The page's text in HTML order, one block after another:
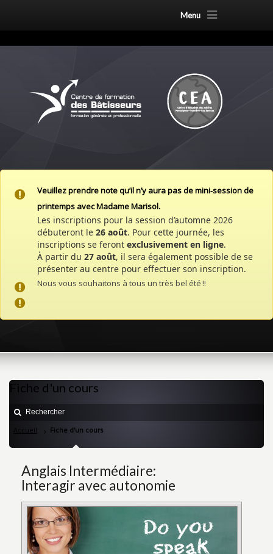
Menu
Veuillez prendre note qu’il n’y aura pas de mini‑session de
printemps avec Madame Marisol.
Les inscriptions pour la session d’automne 2026
débuteront le 26 août. Pour cette journée, les
inscriptions se feront exclusivement en ligne.
À partir du 27 août, il sera également possible de se
présenter au centre pour effectuer son inscription.
Nous vous souhaitons à tous un très bel été !!
Fiche d'un cours
Accueil Fiche d'un cours
Anglais Intermédiaire:
Interagir avec autonomie